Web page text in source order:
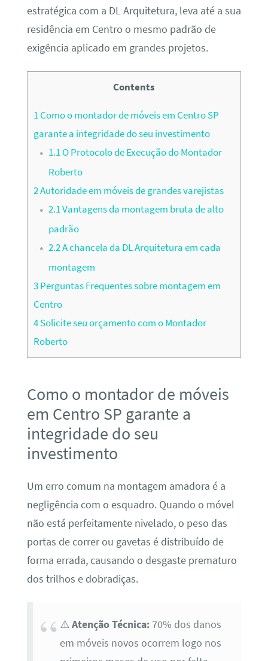
estratégica com a DL Arquitetura, leva até a sua
residência em Centro o mesmo padrão de
exigência aplicado em grandes projetos.
Contents
1Como o montador de móveis em Centro SP
garante a integridade do seu investimento
1.1O Protocolo de Execução do Montador
Roberto
2Autoridade em móveis de grandes varejistas
2.1Vantagens da montagem bruta de alto
padrão
2.2A chancela da DL Arquitetura em cada
montagem
3Perguntas Frequentes sobre montagem em
Centro
4Solicite seu orçamento com o Montador
Roberto
Como o montador de móveis
em Centro SP garante a
integridade do seu
investimento
Um erro comum na montagem amadora é a
negligência com o esquadro. Quando o móvel
não está perfeitamente nivelado, o peso das
portas de correr ou gavetas é distribuído de
forma errada, causando o desgaste prematuro
dos trilhos e dobradiças.
⚠️Atenção Técnica:70% dos danos
em móveis novos ocorrem logo nos